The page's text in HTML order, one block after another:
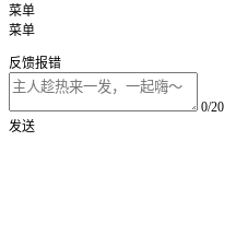
菜单
菜单
反馈报错
0/20
发送